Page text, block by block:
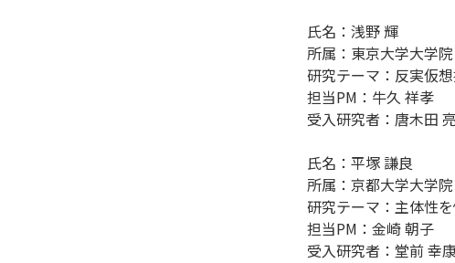
氏名：浅野 輝
所属：東京大学大学院
研究テーマ：反実仮
担当PM：牛久 祥孝
受入研究者：唐木田 亮
氏名：平塚 謙良
所属：京都大学大学院
研究テーマ：主体性
担当PM：金崎 朝子
受入研究者：堂前 幸